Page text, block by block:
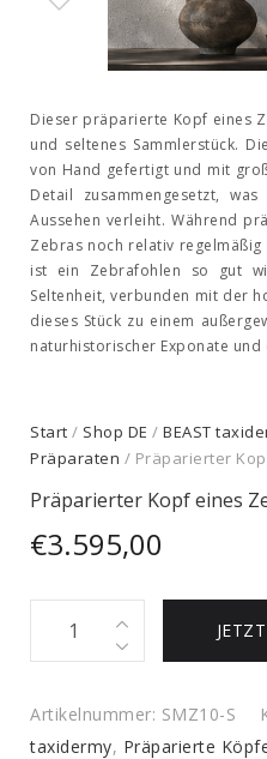
Dieser präparierte Kopf eines
und seltenes Sammlerstück.
von Hand gefertigt und mit
Detail zusammengesetzt,
Aussehen verleiht. Während
Zebras noch relativ
ist ein Zebrafohlen so gut
Seltenheit, verbunden mit der
dieses Stück zu einem
naturhistorischer Exponate und
Start / Shop DE / BEAST
Präparaten / Präparierter
Präparierter Kopf eines
€3.595,00
Präparierter
Kopf
Zebra-
Fohlens
Artikelnummer: SMZ10-S
taxidermy, Präparierte